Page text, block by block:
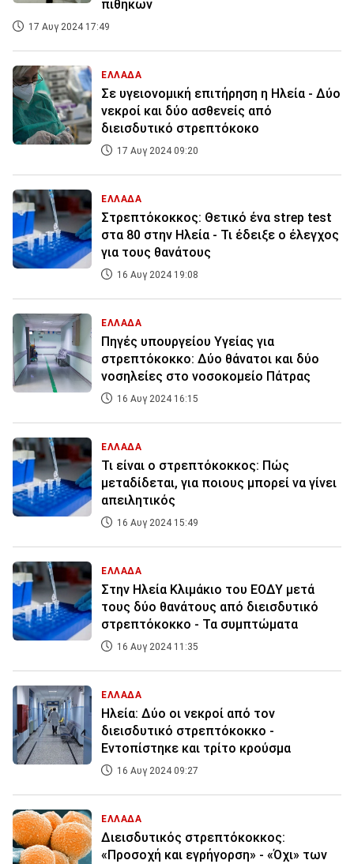
πιθήκων
17 Αυγ 2024 17:49
ΕΛΛΑΔΑ
Σε υγειονομική επιτήρηση η Ηλεία - Δύο
νεκροί και δύο ασθενείς από
διεισδυτικό στρεπτόκοκο
17 Αυγ 2024 09:20
ΕΛΛΑΔΑ
Στρεπτόκοκκος: Θετικό ένα strep test
στα 80 στην Ηλεία - Τι έδειξε ο έλεγχος
για τους θανάτους
16 Αυγ 2024 19:08
ΕΛΛΑΔΑ
Πηγές υπουργείου Υγείας για
στρεπτόκοκκο: Δύο θάνατοι και δύο
νοσηλείες στο νοσοκομείο Πάτρας
16 Αυγ 2024 16:15
ΕΛΛΑΔΑ
Τι είναι ο στρεπτόκοκκος: Πώς
μεταδίδεται, για ποιους μπορεί να γίνει
απειλητικός
16 Αυγ 2024 15:49
ΕΛΛΑΔΑ
Στην Ηλεία Κλιμάκιο του ΕΟΔΥ μετά
τους δύο θανάτους από διεισδυτικό
στρεπτόκοκκο - Τα συμπτώματα
16 Αυγ 2024 11:35
ΕΛΛΑΔΑ
Ηλεία: Δύο οι νεκροί από τον
διεισδυτικό στρεπτόκοκκο -
Εντοπίστηκε και τρίτο κρούσμα
16 Αυγ 2024 09:27
ΕΛΛΑΔΑ
Διεισδυτικός στρεπτόκοκκος:
«Προσοχή και εγρήγορση» - «Όχι» των